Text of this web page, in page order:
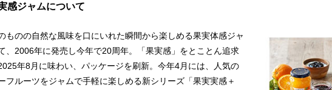
感ジャムについて
ものの自然な風味を口にいれた瞬間から楽しめる果実体感ジャ
、2006年に発売し今年で20周年。「果実感」をとことん追求
年8月に味わい、パッケージを刷新。今年4月には、人気の
フルーツをジャムで手軽に楽しめる新シリーズ「果実実感＋